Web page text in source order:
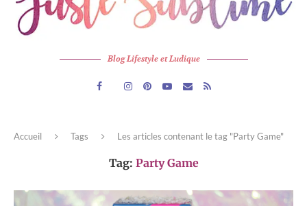
Blog Lifestyle et Ludique
Accueil Tags Les articles contenant le tag "Party Game"
Tag: Party Game